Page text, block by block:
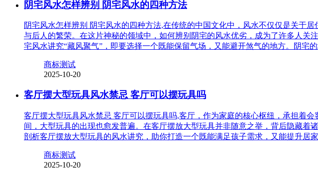
阴宅风水怎样辨别 阴宅风水的四种方法
阴宅风水怎样辨别 阴宅风水的四种方法,在传统的中国文化中，风水不仅仅是关于
与后人的繁荣。在这片神秘的领域中，如何辨别阴宅的风水优劣，成为了许多人
宅风水讲究“藏风聚气”，即要选择一个既能保留气场，又能避开煞气的地方。阴宅
商标测试
2025-10-20
客厅摆大型玩具风水禁忌 客厅可以摆玩具吗
客厅摆大型玩具风水禁忌 客厅可以摆玩具吗,客厅，作为家庭的核心枢纽，承担着
间，大型玩具的出现也愈发普遍。在客厅摆放大型玩具并非随意之举，背后隐藏着
剖析客厅摆放大型玩具的风水讲究，助你打造一个既能满足孩子需求，又能提升居
商标测试
2025-10-20